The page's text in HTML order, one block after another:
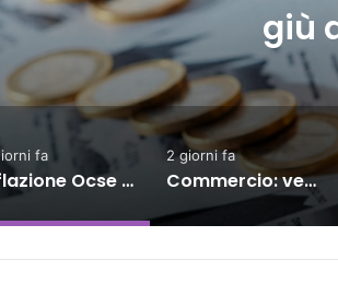
2 giorni fa 3 giorni fa
SACE e Simest, la